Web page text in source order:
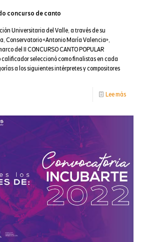
concurso de canto
Universitaria del Valle, a través de su
Conservatorio «Antonio María Valencia»,
del II CONCURSO CANTO POPULAR
seleccionó como finalistas en cada
a los siguientes intérpretes y compositores
Lee más-
canto